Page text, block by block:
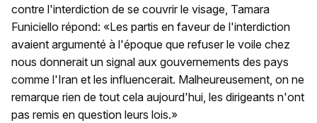
contre l'interdiction de se couvrir le visage, Tamara
Funiciello répond: «Les partis en faveur de l'interdiction
avaient argumenté à l'époque que refuser le voile chez
nous donnerait un signal aux gouvernements des pays
comme l'Iran et les influencerait. Malheureusement, on ne
remarque rien de tout cela aujourd'hui, les dirigeants n'ont
pas remis en question leurs lois.»